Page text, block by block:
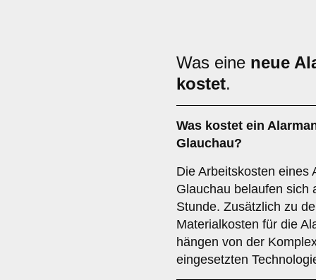
Was eine neue
kostet.
Was kostet ein
Glauchau?
Die Arbeitskosten eines
Glauchau belaufen sich
Stunde. Zusätzlich zu
Materialkosten für die
hängen von der
eingesetzten